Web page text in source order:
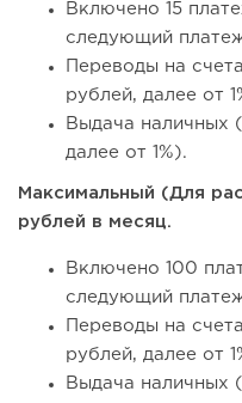
Включено 15
следующий
Переводы на
рублей, далее от
Выдача наличных
далее от 1%).
Максимальный (Для
рублей в месяц.
Включено 100
следующий
Переводы на
рублей, далее от
Выдача наличных